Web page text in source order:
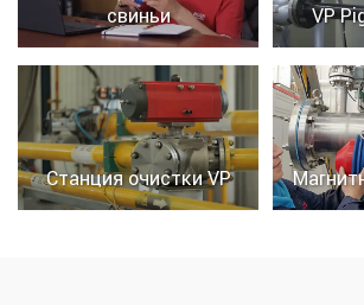
свиньи
VP
Станция очистки VP